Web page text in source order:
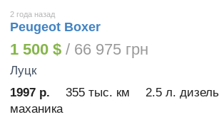
2 года назад
Peugeot Boxer
1 500 $ / 66 975 грн
Луцк
1997 р.
355 тыс. км 2.5 л. дизель
маханика